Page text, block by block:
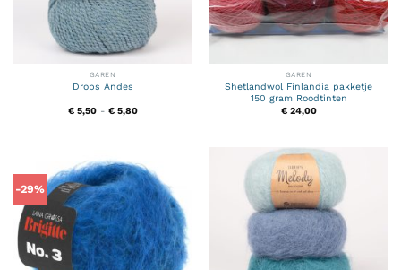
GAREN
Drops Andes
€5,50 - €5,80Prijsklasse:
GAREN
Shetlandwol Finlandia pakketje
150 gram Roodtinten
€24,00
-29%